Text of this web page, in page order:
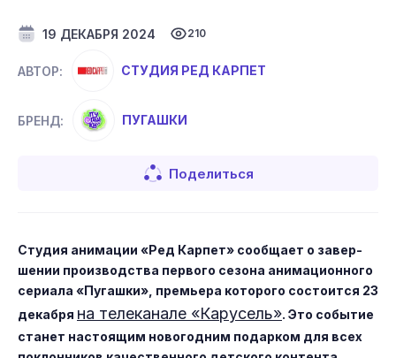
19 ДЕКАБРЯ 2024 210
АВТОР: СТУДИЯ РЕД КАРПЕТ
БРЕНД: ПУГАШКИ
Поделиться
Сту­дия ани­мации «Ред Кар­пет» со­об­ща­ет о за­вер­
ше­нии про­из­водс­тва пер­во­го се­зона ани­маци­он­но­го
се­риала «Пу­гаш­ки», премь­ера ко­торо­го сос­то­ит­ся 23
де­каб­ря на те­лека­нале «Ка­русель». Это со­бытие
ста­нет нас­то­ящим но­вогод­ним по­дар­ком для всех